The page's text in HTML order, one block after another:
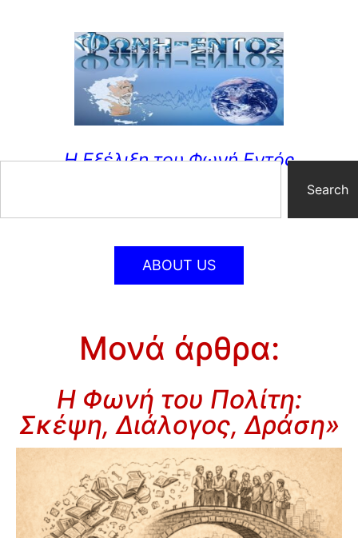
Η Εξέλιξη του Φωνή Εντός
Search
ABOUT US
Μονά άρθρα:
Η Φωνή του Πολίτη:
Σκέψη, Διάλογος, Δράση»